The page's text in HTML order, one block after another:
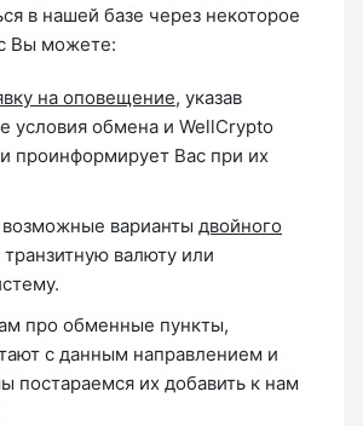
в нашей базе через некоторое
Вы можете:
на оповещение, указав
условия обмена и WellCrypto
проинформирует Вас при их
варианты двойного
транзитную валюту или
про обменные пункты,
с данным направлением и
постараемся их добавить к нам